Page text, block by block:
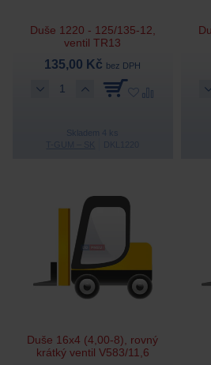
Duše 1220 - 125/135-12,
ventil TR13
135,00 Kč bez DPH
Skladem 4 ks
Duše 16x4 (4,00-8), rovný
krátký ventil V583/11,6